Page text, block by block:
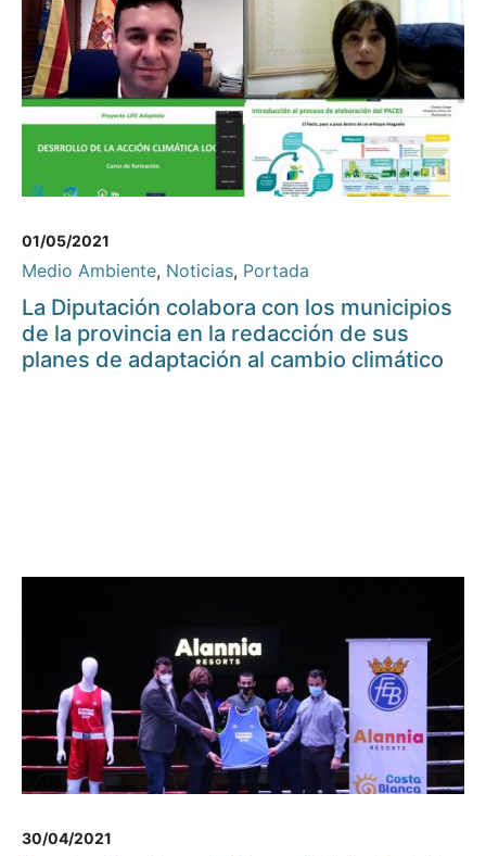
01/05/2021
Medio Ambiente, Noticias, Portada
La Diputación colabora con los municipios
de la provincia en la redacción de sus
planes de adaptación al cambio climático
30/04/2021